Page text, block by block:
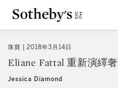
珠寶 2018年3月14日
Eliane Fattal 重新演繹
Jessica Diamond